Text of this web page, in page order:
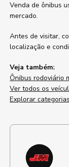
Venda de ônibus
mercado.
Antes de visitar,
localização e
Veja também:
Ônibus rodoviário
Ver todos os
Explorar